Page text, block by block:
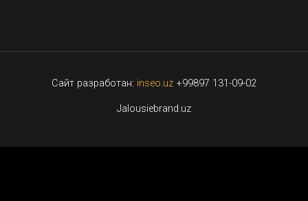
Сайт разработан: inseo.uz +99897 131-09-02
Jalousiebrand.uz